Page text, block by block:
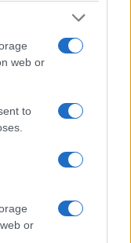
web or
to
or